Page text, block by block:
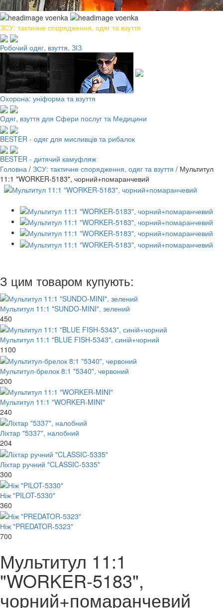
ЗСУ: тактичне спорядження, одяг та взуття
Робочий одяг, взуття, ЗІЗ
Охорона: уніформа та взуття
Одяг, взуття для Сфери послуг та Медицини
BESTER - одяг для мисливців та рибалок
BESTER - дитячий камуфляж
Головна / ЗСУ: тактичне спорядження, одяг та взуття / Мультитул
11:1 "WORKER-5183", чорний+помаранчевий
З цим товаром купують:
Мультитул 11:1 "SUNDO-MINI", зелений
450
Мультитул 11:1 "BLUE FISH-5343", синій+чорний
1100
Мультитул-брелок 8:1 "5340", червоний
200
Мультитул 11:1 "WORKER-MINI"
240
Ліхтар "5337", налобний
204
Ліхтар ручний "CLASSIC-5335"
300
Ніж "PILOT-5330"
360
Ніж "PREDATOR-5323"
700
Мультитул 11:1
"WORKER-5183",
чорний+помаранчевий